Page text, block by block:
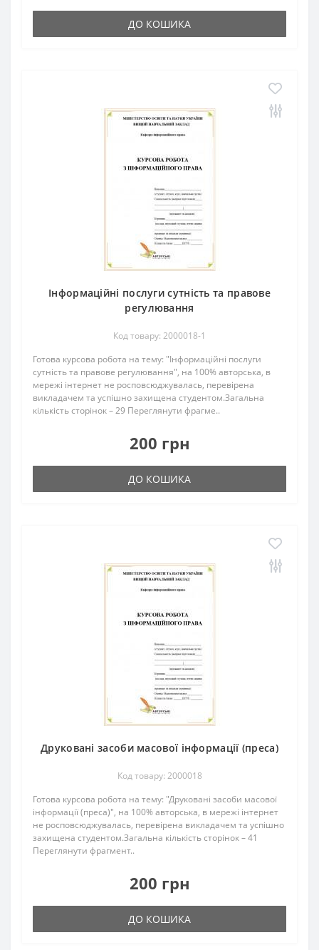
ДО КОШИКА
Інформаційні послуги сутність та правове
регулювання
Код товару: 2000018-1
Готова курсова робота на тему: "Інформаційні послуги
сутність та правове регулювання", на 100% авторська, в
мережі інтернет не росповсюджувалась, перевірена
викладачем та успішно захищена студентом.Загальна
кількість сторінок – 29 Переглянути фрагме..
200 грн
ДО КОШИКА
Друковані засоби масової інформації (преса)
Код товару: 2000018
Готова курсова робота на тему: "Друковані засоби масової
інформації (преса)", на 100% авторська, в мережі інтернет
не росповсюджувалась, перевірена викладачем та успішно
захищена студентом.Загальна кількість сторінок – 41
Переглянути фрагмент..
200 грн
ДО КОШИКА